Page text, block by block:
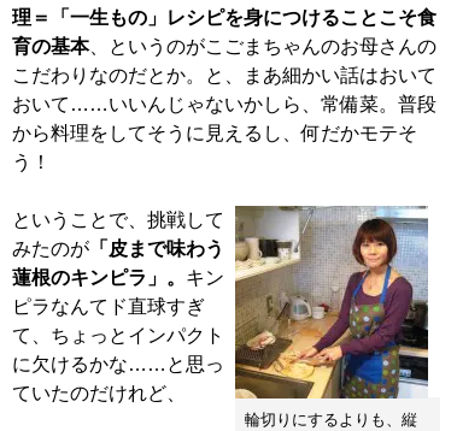
理＝「一生もの」レシピを身につけることこそ食
育の基本、というのがこごまちゃんのお母さんの
こだわりなのだとか。と、まあ細かい話はおいて
おいて……いいんじゃないかしら、常備菜。普段
から料理をしてそうに見えるし、何だかモテそ
う！
輪切りにするよりも、縦
ということで、挑戦して
みたのが 「皮まで味わう
蓮根のキンピラ」。 キン
ピラなんてド直球すぎ
て、ちょっとインパクト
に欠けるかな……と思っ
ていたのだけれど、